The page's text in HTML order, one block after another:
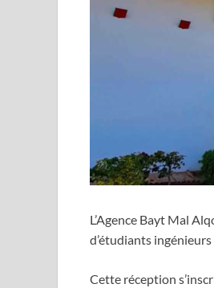
L’Agence Bayt Mal
d’étudiants
Cette réception